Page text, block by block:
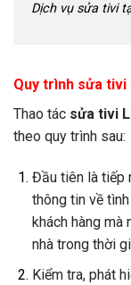
Dịch vụ sửa tivi
Quy trình sửa tivi
Thao tác sửa tivi
theo quy trình sau:
Đầu tiên là tiếp
thông tin về
khách hàng mà
nhà trong thời
Kiểm tra, phát